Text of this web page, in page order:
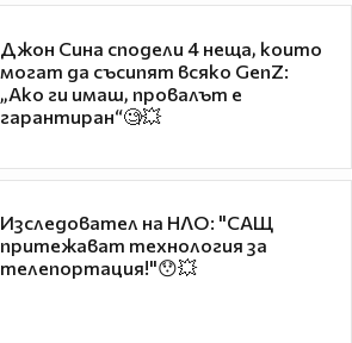
Джон Сина сподели 4 неща, които
могат да съсипят всяко GenZ:
„Ако ги имаш, провалът е
гарантиран“🧐💥
Изследовател на НЛО: "САЩ
притежават технология за
телепортация!"😯💥